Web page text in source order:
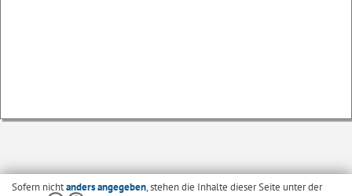
Sofern nichtanders angegeben, stehen die Inhalte dieser Seite unter der